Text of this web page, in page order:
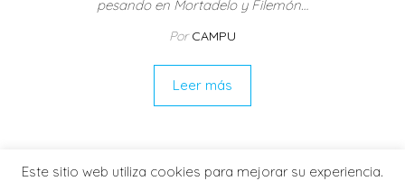
pesando en Mortadelo y Filemón…
Por CAMPU
Leer más
Este sitio web utiliza cookies para mejorar su experiencia.